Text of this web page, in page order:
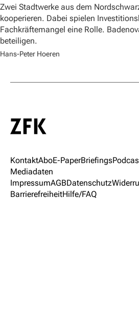
Zwei Stadtwerke aus dem
kooperieren. Dabei spielen
Fachkräftemangel eine Rolle.
beteiligen.
Hans-Peter Hoeren
KontaktAboE-PaperBriefings
Mediadaten
ImpressumAGBDatenschutz
BarrierefreiheitHilfe/FAQ